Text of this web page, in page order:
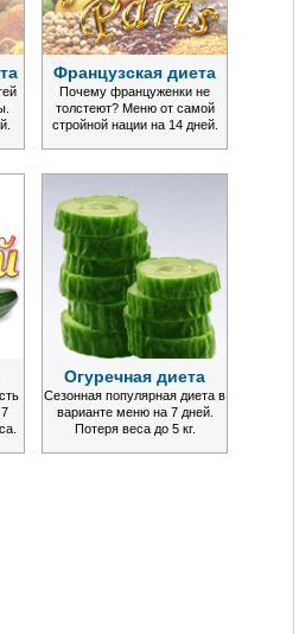
Французская диета
Почему француженки не
толстеют? Меню от самой
стройной нации на 14 дней.
Огуречная диета
Сезонная популярная диета в
варианте меню на 7 дней.
Потеря веса до 5 кг.